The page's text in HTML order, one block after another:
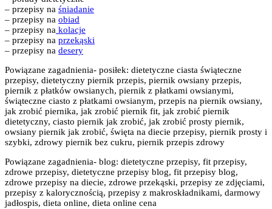
– przepisy na śniadanie
– przepisy na obiad
– przepisy na kolacje
– przepisy na przekąski
– przepisy na desery
Powiązane zagadnienia- posiłek: dietetyczne ciasta świąteczne
przepisy, dietetyczny piernik przepis, piernik owsiany przepis,
piernik z płatków owsianych, piernik z płatkami owsianymi,
świąteczne ciasto z płatkami owsianym, przepis na piernik owsiany,
jak zrobić piernika, jak zrobić piernik fit, jak zrobić piernik
dietetyczny, ciasto piernik jak zrobić, jak zrobić prosty piernik,
owsiany piernik jak zrobić, święta na diecie przepisy, piernik prosty i
szybki, zdrowy piernik bez cukru, piernik przepis zdrowy
Powiązane zagadnienia- blog: dietetyczne przepisy, fit przepisy,
zdrowe przepisy, dietetyczne przepisy blog, fit przepisy blog,
zdrowe przepisy na diecie, zdrowe przekąski, przepisy ze zdjęciami,
przepisy z kalorycznością, przepisy z makroskładnikami, darmowy
jadłospis, dieta online, dieta online cena